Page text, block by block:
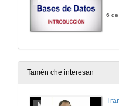
6
Tamén che interesan